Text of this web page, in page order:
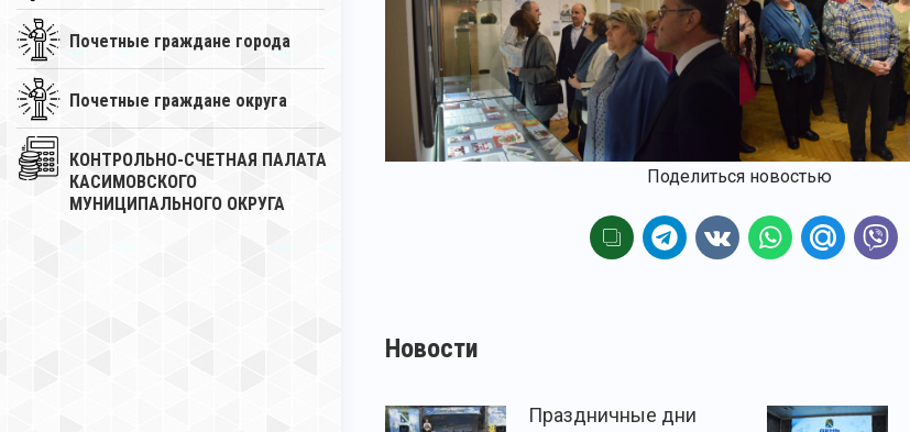
Почетные граждане города
Почетные граждане округа
КОНТРОЛЬНО-СЧЕТНАЯ ПАЛАТА
КАСИМОВСКОГО
МУНИЦИПАЛЬНОГО ОКРУГА
Поделиться новостью
Новости
Праздничные дни